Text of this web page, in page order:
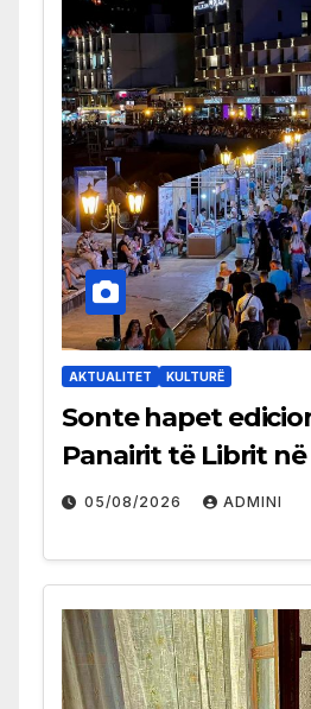
AKTUALITET KULTURË
Sonte hapet
Panairit të Librit
05/08/2026 ADMINI